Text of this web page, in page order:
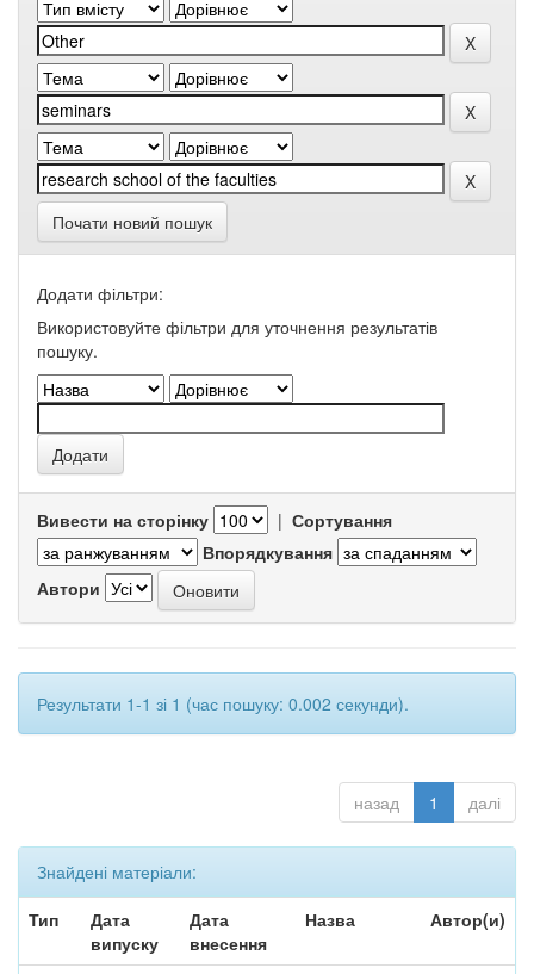
Почати новий пошук
Додати фільтри:
Використовуйте фільтри для уточнення результатів
пошуку.
Вивести на сторінку | Сортування
Впорядкування
Автори
Результати 1-1 зі 1 (час пошуку: 0.002 секунди).
назад 1 далі
Знайдені матеріали:
Тип
Дата
випуску
Дата
внесення
Назва Автор(и)